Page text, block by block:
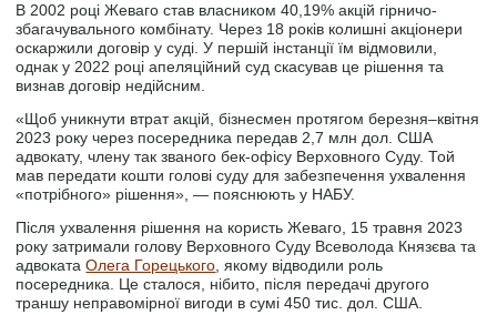
В 2002 році Жеваго став власником 40,19% акцій гірничо-
збагачувального комбінату. Через 18 років колишні акціонери
оскаржили договір у суді. У першій інстанції їм відмовили,
однак у 2022 році апеляційний суд скасував це рішення та
визнав договір недійсним.
«Щоб уникнути втрат акцій, бізнесмен протягом березня–квітня
2023 року через посередника передав 2,7 млн дол. США
адвокату, члену так званого бек-офісу Верховного Суду. Той
мав передати кошти голові суду для забезпечення ухвалення
«потрібного» рішення», — пояснюють у НАБУ.
Після ухвалення рішення на користь Жеваго, 15 травня 2023
року затримали голову Верховного Суду Всеволода Князєва та
адвокатаОлега Горецького , якому відводили роль
посередника. Це сталося, нібито, після передачі другого
траншу неправомірної вигоди в сумі 450 тис. дол. США.